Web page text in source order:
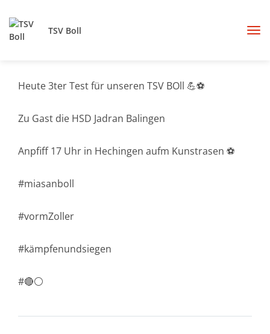
TSV Boll
Heute 3ter Test für unseren TSV BOll 💪⚽️
Zu Gast die HSD Jadran Balingen
Anpfiff 17 Uhr in Hechingen aufm Kunstrasen ⚽️
#miasanboll
#vormZoller
#kämpfenundsiegen
#🔴⚪️